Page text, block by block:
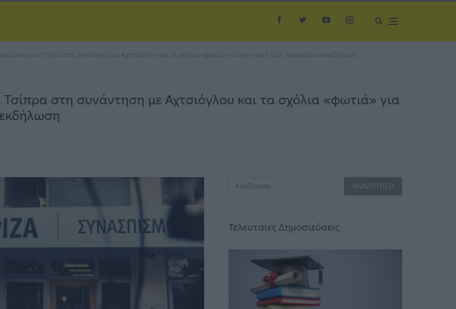
για Τσίπρα στη συνάντηση με Αχτσιόγλου και τα σχόλια «φωτιά» για την κοινή τους παρουσία σε εκδήλωση
στη συνάντηση με Αχτσιόγλου και τα σχόλια «φωτιά» για
Τελευταίες Δημοσιεύσεις